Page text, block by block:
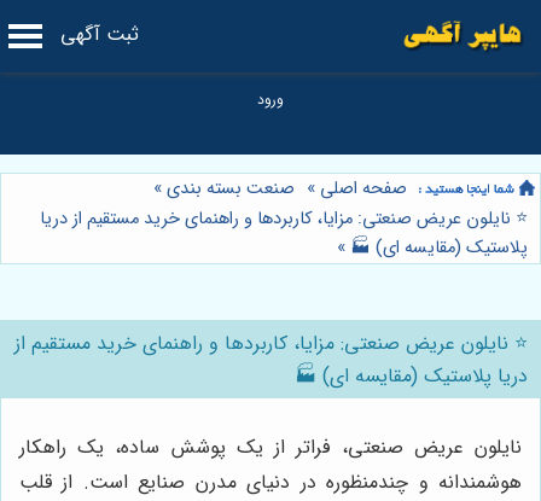
ثبت آگهی
صفحه اصلی » صنعت بسته بندی»
⭐️ نایلون عریض صنعتی: مزایا، کاربردها و راهنمای خرید مستقیم از دریا
پلاستیک (مقایسه ای) 🏭 »
⭐️ نایلون عریض صنعتی: مزایا، کاربردها و راهنمای خرید مستقیم از
دریا پلاستیک (مقایسه ای) 🏭
نایلون عریض صنعتی، فراتر از یک پوشش ساده، یک راهکار
هوشمندانه و چندمنظوره در دنیای مدرن صنایع است. از قلب